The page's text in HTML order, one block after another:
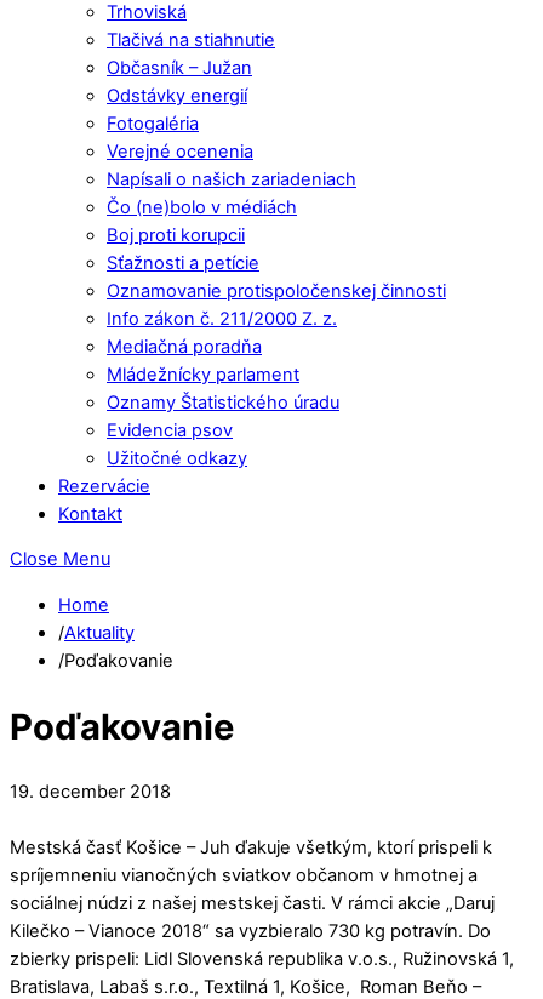
Trhoviská
Tlačivá na stiahnutie
Občasník – Južan
Odstávky energií
Fotogaléria
Verejné ocenenia
Napísali o našich zariadeniach
Čo (ne)bolo v médiách
Boj proti korupcii
Sťažnosti a petície
Oznamovanie protispoločenskej činnosti
Info zákon č. 211/2000 Z. z.
Mediačná poradňa
Mládežnícky parlament
Oznamy Štatistického úradu
Evidencia psov
Užitočné odkazy
Rezervácie
Kontakt
Close Menu
Home
/Aktuality
/Poďakovanie
Poďakovanie
19. december 2018
Mestská časť Košice – Juh ďakuje všetkým, ktorí prispeli k
spríjemneniu vianočných sviatkov občanom v hmotnej a
sociálnej núdzi z našej mestskej časti. V rámci akcie „Daruj
Kilečko – Vianoce 2018“ sa vyzbieralo 730 kg potravín. Do
zbierky prispeli: Lidl Slovenská republika v.o.s., Ružinovská 1,
Bratislava, Labaš s.r.o., Textilná 1, Košice, Roman Beňo –